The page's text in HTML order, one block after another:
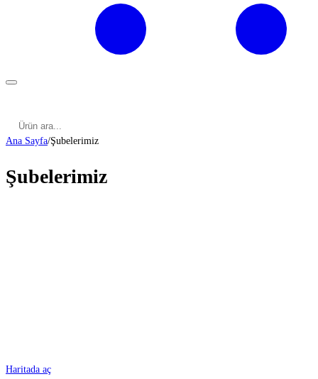
Ana Sayfa/Şubelerimiz
Şubelerimiz
Haritada aç